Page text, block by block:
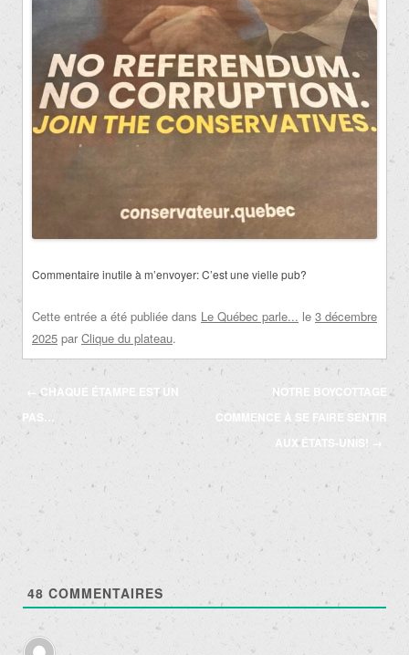
Commentaire inutile à m’envoyer: C’est une vielle pub?
Cette entrée a été publiée dans Le Québec parle... le 3 décembre
2025 par Clique du plateau.
Navigation
des
articles
← CHAQUE ÉTAMPE EST UN
PAS…
NOTRE BOYCOTTAGE
COMMENCE À SE FAIRE SENTIR
AUX ÉTATS-UNIS! →
48 COMMENTAIRES